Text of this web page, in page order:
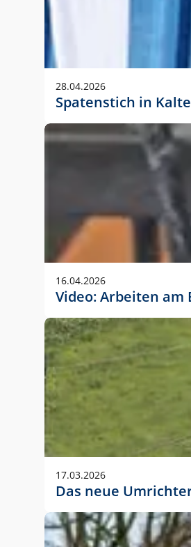
Anwendungsgröße im
Die Logohöhe beträgt 4 –
folgende fest definierte
DIN A3 – 15 mm hoch
DIN A1 – 39 mm hoch
DIN lang – 10 mm
1080 x 1080 px – 78
In Ausnahmefällen darf
stets der vorherigen
28.04.2026
Spatenstich in
16.04.2026
Video: Arbeiten
17.03.2026
Das neue